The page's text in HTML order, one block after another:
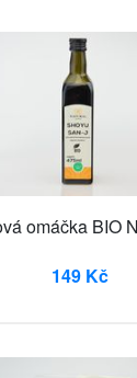
omáčka BIO
149 Kč